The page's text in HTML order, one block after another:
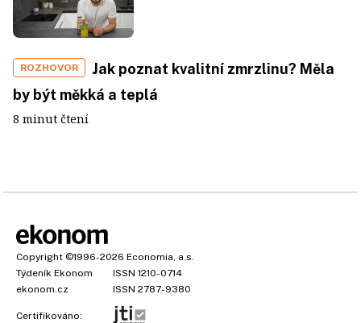
ROZHOVOR
Jak poznat kvalitní zmrzlinu? Měla
by být měkká a teplá
8 minut čtení
Copyright ©1996-2026 Economia, a.s.
Týdeník Ekonom
ISSN 1210-0714
ekonom.cz
ISSN 2787-9380
Certifikováno: